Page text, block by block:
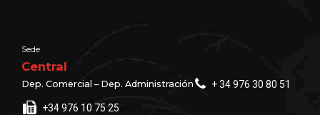
Sede
Central
Dep. Comercial – Dep. Administración + 34 976 30 80 51
+34 976 10 75 25